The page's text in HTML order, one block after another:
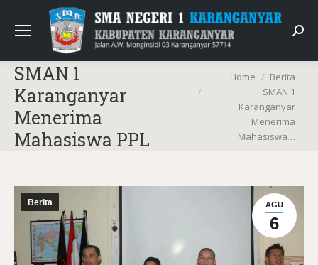
SMAN 1
Karanganyar
Menerima
Mahasiswa PPL
You are here:
Home
Berita
SMAN 1
Karanganyar
Menerima
Mahasiswa…
AGU
6
Berita